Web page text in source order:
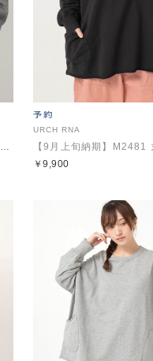
J2193 フレンチワークのチョアジャケット
URCH RNA
￥9,900